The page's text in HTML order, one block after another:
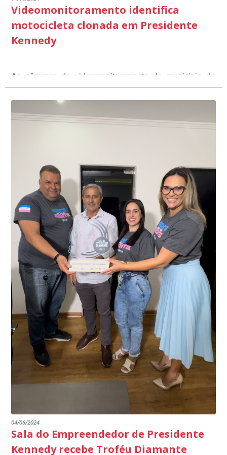
Videomonitoramento identifica
motocicleta clonada em Presidente
Kennedy
As câmeras de videomonitoramento do município de
Presidente Kennedy identificaram neste fim de semana,
01 de junho, uma motocicleta com indícios de
adulteração, imediatamente, a central de
videomonitoramento acionou a Guarda Civil Municipal,
Durante a abordagem a adulteração foi comprovada,
através da conferência do Chassi, a motocicleta, bem
conta do sistema de videomonitoramento instalado
recentemente em todo o município de Presidente
Kennedy, o sistema é integrado com outros municípios
do país, sendo possível a identificação de veículos por
meio do cruzamento de informações, nesse caso
específico, com dados de uma cidade do Estado do Rio
de Janeiro.
“Mais de 100 câmeras foram instaladas na sede e no
interior de Presidente Kennedy, garantindo mais
segurança à população, seja nas ruas, no comércio, os
produtores agropecuários. Estamos no rumo certo,
parabéns a todos os servidores que contribuem para a
segurança da nossa cidade”, destaca o prefeito Dorlei
Fontão.
04/06/2024
Sala do Empreendedor de Presidente
Kennedy recebe Troféu Diamante